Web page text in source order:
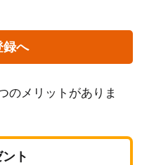
録へ
のメリットがありま
ト